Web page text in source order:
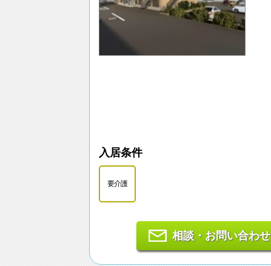
入居条件
要介護
相談・お問い合わせ